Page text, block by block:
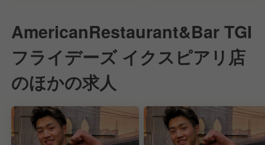
AmericanRestaurant&Bar TGI
フライデーズ イクスピアリ店
のほかの求人